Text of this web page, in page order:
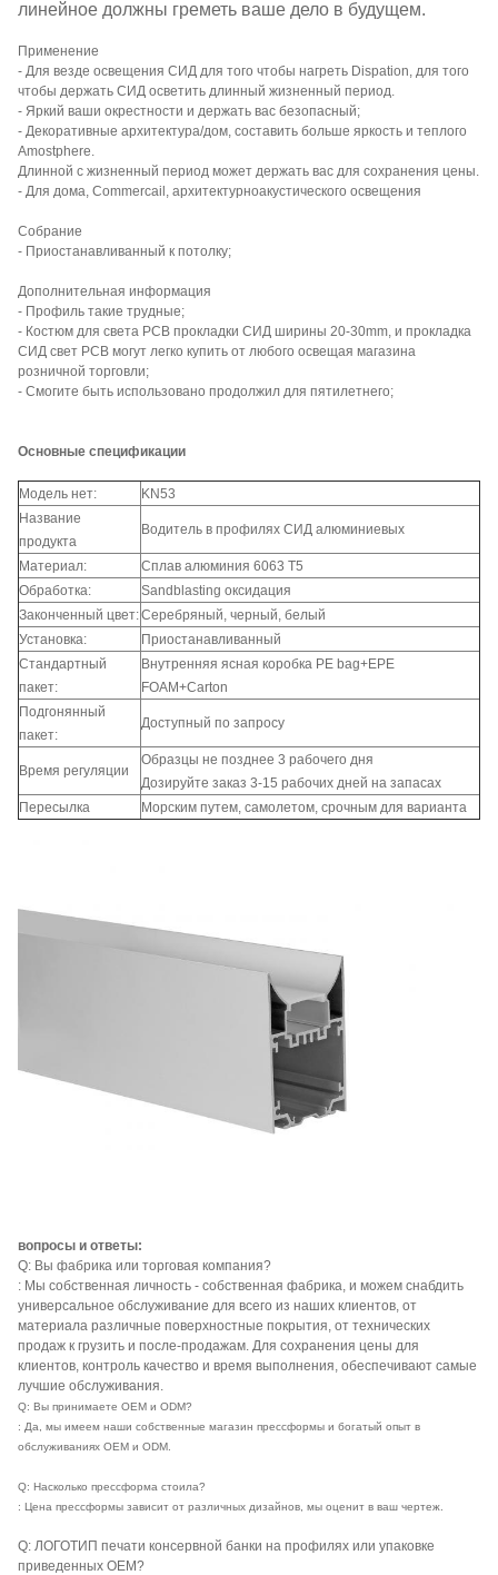
линейное должны греметь ваше дело в будущем.
Применение
- Для везде освещения СИД для того чтобы нагреть Dispation, для того
чтобы держать СИД осветить длинный жизненный период.
- Яркий ваши окрестности и держать вас безопасный;
- Декоративные архитектура/дом, составить больше яркость и теплого
Amostphere.
Длинной с жизненный период может держать вас для сохранения цены.
- Для дома, Commercail, архитектурноакустического освещения
Собрание
- Приостанавливанный к потолку;
Дополнительная информация
- Профиль такие трудные;
- Костюм для света PCB прокладки СИД ширины 20-30mm, и прокладка
СИД свет PCB могут легко купить от любого освещая магазина
розничной торговли;
- Смогите быть использовано продолжил для пятилетнего;
Основные спецификации
Модель нет:
KN53
Название
продукта
Водитель в профилях СИД алюминиевых
Материал:
Сплав алюминия 6063 T5
Обработка:
Sandblasting оксидация
Законченный цвет:Серебряный, черный, белый
Установка:
Приостанавливанный
Стандартный
пакет:
Внутренняя ясная коробка PE bag+EPE
FOAM+Carton
Подгонянный
пакет:
Доступный по запросу
Время регуляции
Образцы не позднее 3 рабочего дня
Дозируйте заказ 3-15 рабочих дней на запасах
Пересылка
Морским путем, самолетом, срочным для варианта
вопросы и ответы:
Q: Вы фабрика или торговая компания?
: Мы собственная личность - собственная фабрика, и можем снабдить
универсальное обслуживание для всего из наших клиентов, от
материала различные поверхностные покрытия, от технических
продаж к грузить и после-продажам. Для сохранения цены для
клиентов, контроль качество и время выполнения, обеспечивают самые
лучшие обслуживания.
Q: Вы принимаете OEM и ODM?
: Да, мы имеем наши собственные магазин прессформы и богатый опыт в
обслуживаниях OEM и ODM.
Q: Насколько прессформа стоила?
: Цена прессформы зависит от различных дизайнов, мы оценит в ваш чертеж.
Q: ЛОГОТИП печати консервной банки на профилях или упаковке
приведенных OEM?